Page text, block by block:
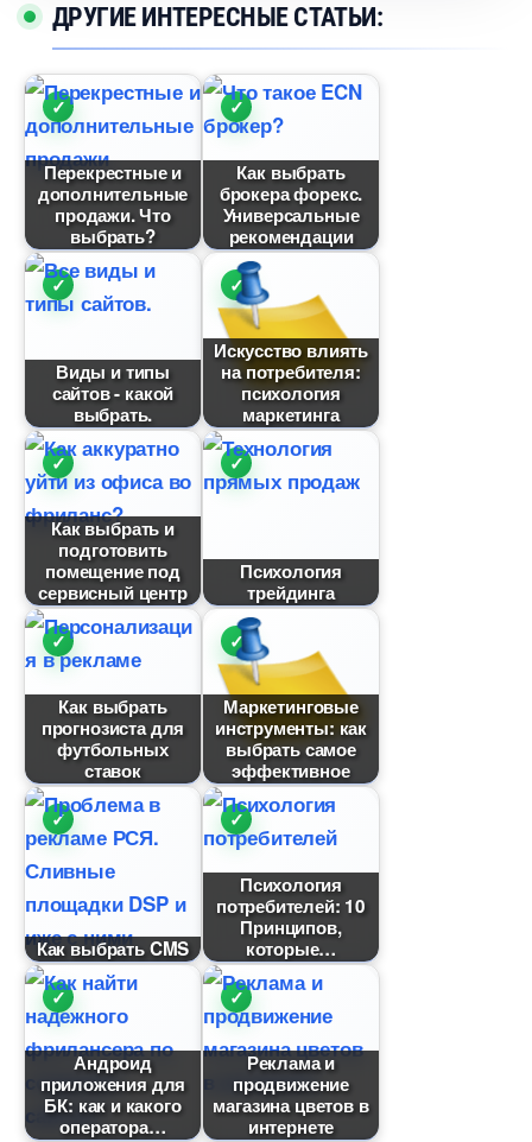
ДРУГИЕ ИНТЕРЕСНЫЕ СТАТЬИ:
Перекрестные и
дополнительные
продажи. Что
ыбрать?
Как выбрать
рокера форекс.
Универсальные
рекомендации
иды и типы
сайтов - какой
ыбрать.
Искусство влиять
на потребителя:
психология
маркетинга
Как выбрать и
подготовить
помещение под
сервисный центр
Психология
трейдинга
Как выбрать
прогнозиста для
футбольных
ставок
Маркетинговые
инструменты: как
ыбрать самое
эффективное
Как выбрать CMS
Психология
потребителей: 10
Принципов,
которые
Андроид
приложения для
БК: как и какого
оператора
Реклама и
продвижение
магазина цвето
интернете